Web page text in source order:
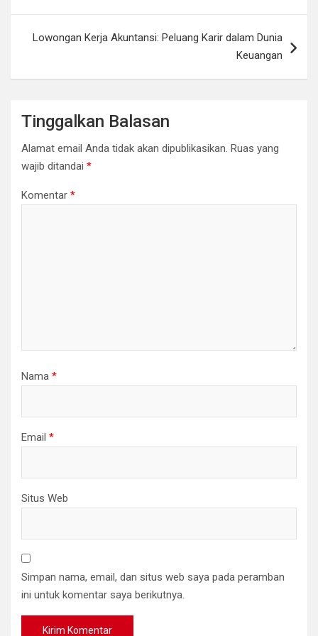
Lowongan Kerja Akuntansi: Peluang Karir dalam Dunia
Keuangan
Tinggalkan Balasan
Alamat email Anda tidak akan dipublikasikan. Ruas yang
wajib ditandai *
Komentar *
Nama *
Email *
Situs Web
Simpan nama, email, dan situs web saya pada peramban
ini untuk komentar saya berikutnya.